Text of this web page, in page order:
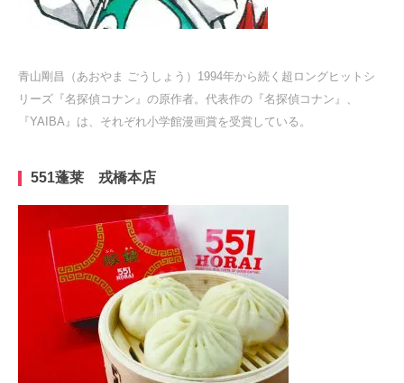
青山剛昌（あおやま ごうしょう）1994年から続く超ロングヒットシ
リーズ『名探偵コナン』の原作者。代表作の『名探偵コナン』、
『YAIBA』は、それぞれ小学館漫画賞を受賞している。
551蓬莱 戎橋本店